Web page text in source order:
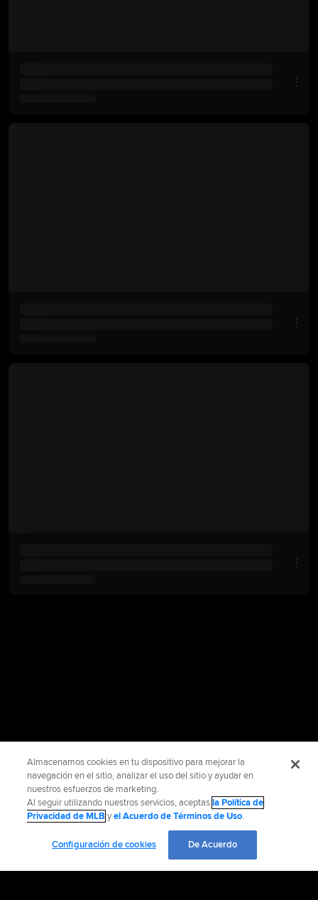
Almacenamos cookies en tu dispositivo para mejorar la
navegación en el sitio, analizar el uso del sitio y ayudar en
nuestros esfuerzos de marketing.
Al seguir utilizando nuestros servicios, aceptasla Política de
Privacidad de MLB yel Acuerdo de Términos de Uso.
Configuración de cookies De Acuerdo